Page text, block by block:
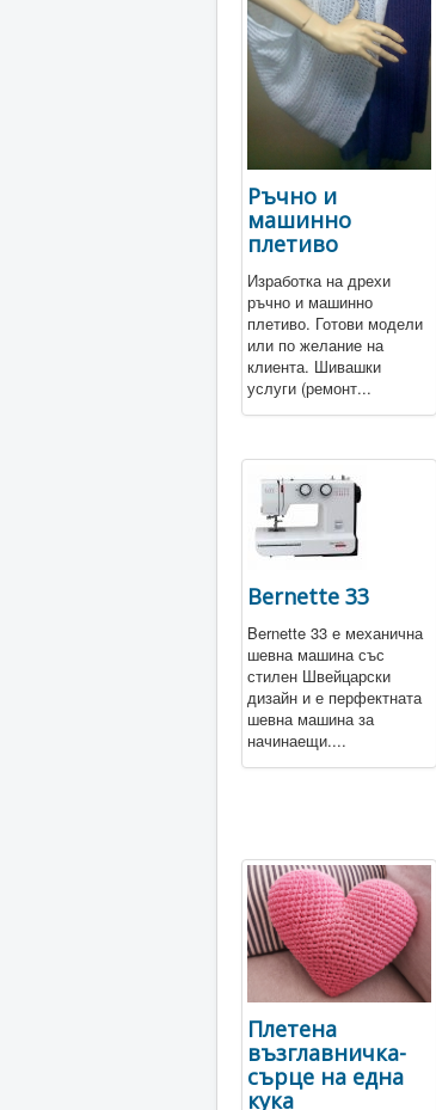
Ръчно и
машинно
плетиво
Изработка на дрехи
ръчно и машинно
плетиво. Готови модели
или по желание на
клиента. Шивашки
услуги (ремонт...
Bernette 33
Bernette 33 е механична
шевна машина със
стилен Швейцарски
дизайн и е перфектната
шевна машина за
начинаещи....
Плетена
възглавничка-
сърце на една
кука